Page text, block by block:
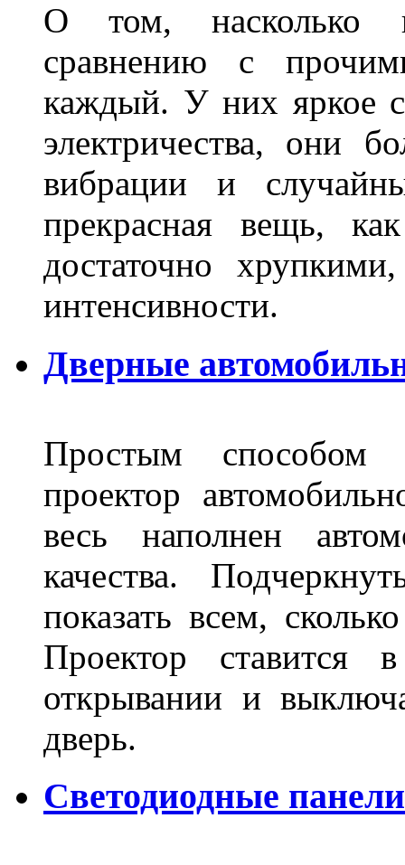
О том, насколько
сравнению с
каждый. У них яркое
электричества, они
вибрации и
прекрасная вещь,
достаточно
интенсивности.
Дверные
Простым способом
проектор
весь наполнен
качества.
показать всем,
Проектор ставится
открывании и
дверь.
Светодиодные